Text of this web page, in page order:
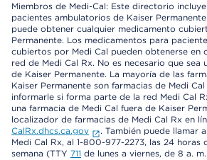
Miembros de Medi-Cal: Este directorio
pacientes ambulatorios de Kaiser
puede obtener cualquier medicamento
Permanente. Los medicamentos para
cubiertos por Medi Cal pueden obtenerse en
red de Medi Cal Rx. No es necesario que sea
de Kaiser Permanente. La mayoría de las
Kaiser Permanente son farmacias de Medi
informarle si forma parte de la red Medi Cal
una farmacia de Medi Cal fuera de Kaiser
localizador de farmacias de Medi Cal Rx en
CalRx.dhcs.ca.gov
. También puede llamar
Medi Cal Rx, al 1-800-977-2273, las 24 horas
semana (TTY 711 de lunes a viernes, de 8 a.